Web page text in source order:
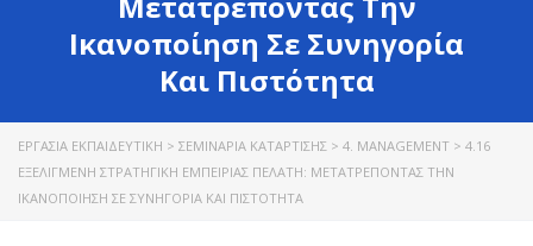
Ικανοποίηση Σε Συνηγορία
Και Πιστότητα
ΕΡΓΑΣΊΑ ΕΚΠΑΙΔΕΥΤΙΚΉ > ΣΕΜΙΝΆΡΙΑ ΚΑΤΆΡΤΙΣΗΣ > 4. MANAGEMENT > 4.16
ΕΞΕΛΙΓΜΈΝΗ ΣΤΡΑΤΗΓΙΚΉ ΕΜΠΕΙΡΊΑΣ ΠΕΛΆΤΗ: ΜΕΤΑΤΡΈΠΟΝΤΑΣ ΤΗΝ
ΙΚΑΝΟΠΟΊΗΣΗ ΣΕ ΣΥΝΗΓΟΡΊΑ ΚΑΙ ΠΙΣΤΌΤΗΤΑ